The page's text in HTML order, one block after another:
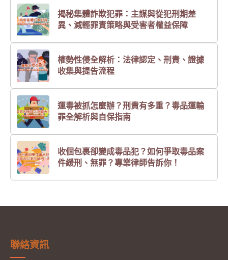
揭秘集體詐欺犯罪：主謀與從犯刑期差
異、減輕罪責策略與受害者權益保障
權勢性侵全解析：法律認定、刑責、證據
收集與提告流程
運毒被抓怎麼辦？刑責有多重？毒品運輸
罪全解析與自保指南
收個包裹卻變成毒品犯？如何爭取毒品案
件緩刑、無罪？專業律師告訴你！
聯絡資訊